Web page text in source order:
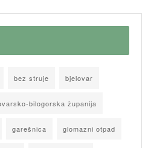
bez struje bjelovar
bilogorska županija
garešnica glomazni otpad